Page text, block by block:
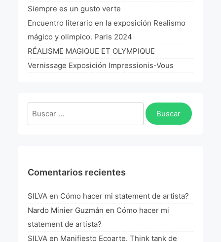
«Huellas trashumantes» New York 2018
Commissaire D’exposition
La Fórmula Científica Del Arte
Siempre es un gusto verte
Encuentro literario en la exposición Realismo
mágico y olimpico. Paris 2024
RÉALISME MAGIQUE ET OLYMPIQUE
Vernissage Exposición Impressionis-Vous
Buscar:
Comentarios recientes
SILVA en Cómo hacer mi statement de artista?
Nardo Minier Guzmán en Cómo hacer mi
statement de artista?
SILVA en Manifiesto Ecoarte. Think tank de